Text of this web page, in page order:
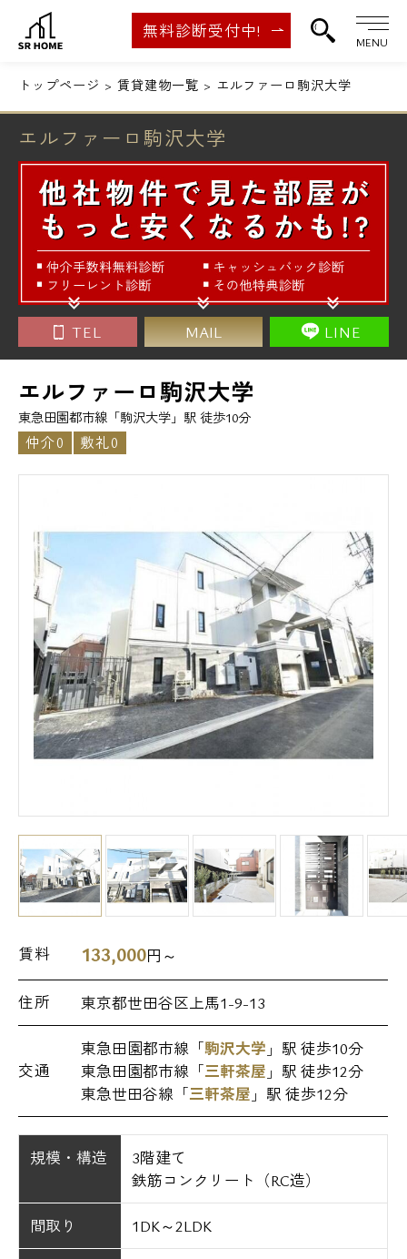
無料診断受付中!
MENU
トップページ 賃貸建物一覧 エルファーロ駒沢大学
エルファーロ駒沢大学
TEL MAIL LINE
エルファーロ駒沢大学
東急田園都市線「駒沢大学」駅 徒歩10分
仲介0 敷礼0
賃料 133,000円～
住所 東京都世田谷区上馬1-9-13
交通
東急田園都市線「駒沢大学 」駅 徒歩10分
東急田園都市線「三軒茶屋 」駅 徒歩12分
東急世田谷線「三軒茶屋 」駅 徒歩12分
規模・構造
3階建て
鉄筋コンクリート（RC造）
間取り 1DK～2LDK